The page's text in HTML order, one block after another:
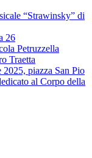
“Strawinsky” di
26
Petruzzella
Traetta
piazza San Pio
al Corpo della